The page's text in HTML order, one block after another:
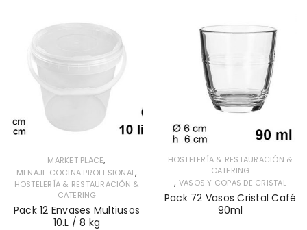
MARKET PLACE,
MENAJE COCINA PROFESIONAL,
HOSTELERÍA & RESTAURACIÓN &
CATERING
Pack 12 Envases Multiusos
10.L / 8 kg
HOSTELERÍA & RESTAURACIÓN &
CATERING
, VASOS Y COPAS DE CRISTAL
Pack 72 Vasos Cristal Café
90ml